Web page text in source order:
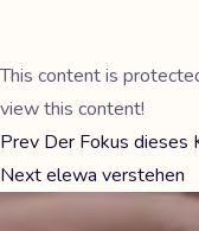
This content is
view this content!
Prev Der Fokus dieses
Nextelewa verstehen